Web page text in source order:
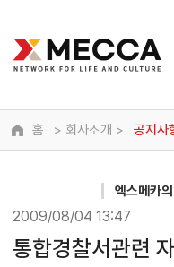
홈 > 회사소개 > 공지사
엑스메카
2009/08/04 13:47
통합경찰서관련